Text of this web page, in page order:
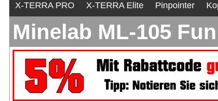
X-TERRA PRO X-TERRA Elite Pinpointer
Minelab ML-105